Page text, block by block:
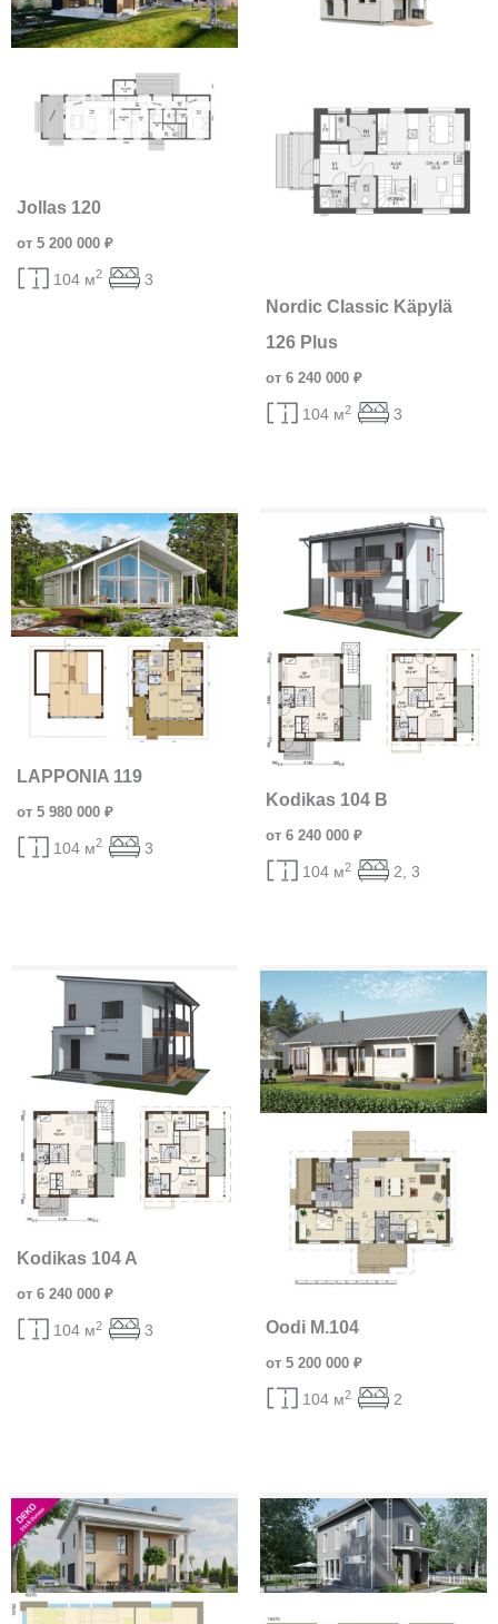
Jollas 120
от 5 200 000 ₽
104 м2 3
Nordic Classic Käpylä
126 Plus
от 6 240 000 ₽
104 м2 3
LAPPONIA 119
от 5 980 000 ₽
104 м2 3
Kodikas 104 B
от 6 240 000 ₽
104 м2 2, 3
Kodikas 104 A
от 6 240 000 ₽
104 м2 3 Oodi M.104
от 5 200 000 ₽
104 м2 2